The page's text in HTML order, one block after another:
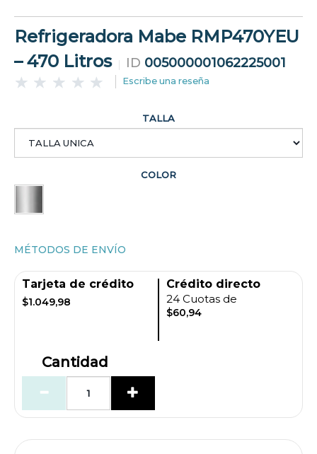
Refrigeradora Mabe RMP470YEU
– 470 Litros
ID 005000001062225001
Escribe una reseña
TALLA
COLOR
MÉTODOS DE ENVÍO
Tarjeta de crédito
$1.049,98
Crédito directo
24 Cuotas de
$60,94
Cantidad